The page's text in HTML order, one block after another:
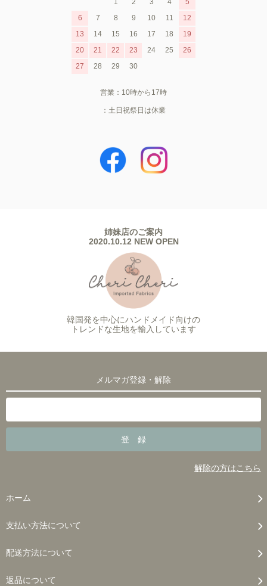
6
7 8 9 10 11
12
13
14 15 16 17 18
19
20
21 22 23 24 25
26
27
28 29 30
営業：10時から17時
：土日祝祭日は休業
姉妹店のご案内
2020.10.12 NEW OPEN
韓国発を中心にハンドメイド向けの
トレンドな生地を輸入しています
メルマガ登録・解除
解除の方はこちら
ホーム
支払い方法について
配送方法について
返品について